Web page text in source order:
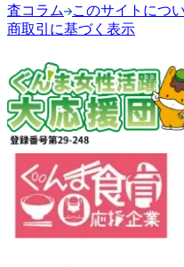
査コラム
このサイトにつ
商取引に基づく表示